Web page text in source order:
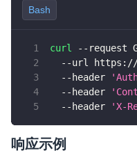
Bash
curl --request
--url
  --header
  --header
  --header
'X-
响应示例